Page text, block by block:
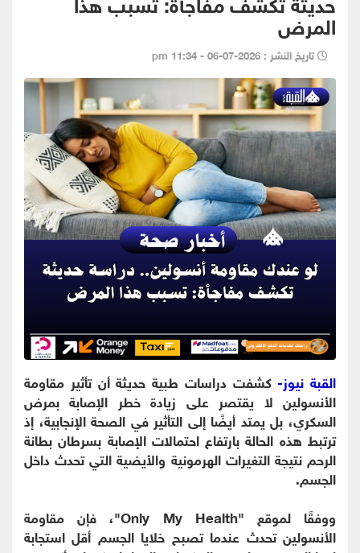
المرض
تاريخ النشر : 2026-07-06 - 11:34 pm
القبة نيوز-كشفت دراسات طبية حديثة أن تأثير مقاومة
الأنسولين لا يقتصر على زيادة خطر الإصابة بمرض
السكري، بل يمتد أيضًا إلى التأثير في الصحة الإنجابية، إذ
ترتبط هذه الحالة بارتفاع احتمالات الإصابة بسرطان بطانة
الرحم نتيجة التغيرات الهرمونية والأيضية التي تحدث داخل
الجسم.
ووفقًا لموقع "Only My Health"، فإن مقاومة
الأنسولين تحدث عندما تصبح خلايا الجسم أقل استجابة